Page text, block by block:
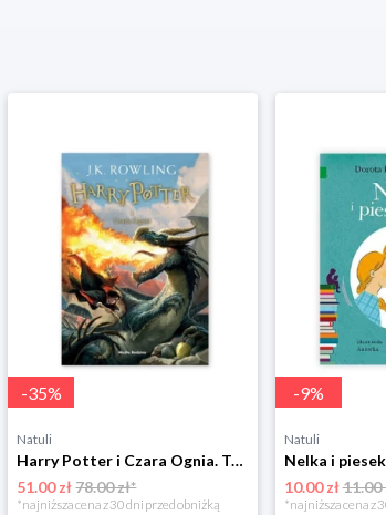
-35%
Natuli
Harry Potter i Czara Ognia. Tom 4 Media rodzina
51.00 zł78.00 zł*
*najniższa cena z 30 dni przed obniżką
-9%
Natuli
10.00 zł11.00
*najniższa cena z